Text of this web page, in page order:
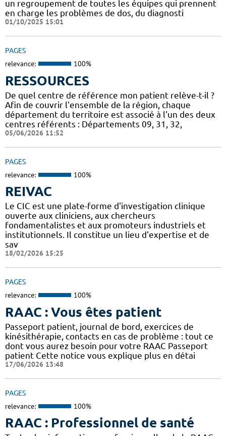
un regroupement de toutes les équipes qui prennent
en charge les problèmes de dos, du diagnosti
01/10/2025 15:01
PAGES
relevance: 100%
RESSOURCES
De quel centre de référence mon patient relève-t-il ?
Afin de couvrir l'ensemble de la région, chaque
département du territoire est associé à l'un des deux
centres référents : Départements 09, 31, 32,
05/06/2026 11:52
PAGES
relevance: 100%
REIVAC
Le CIC est une plate-forme d'investigation clinique
ouverte aux cliniciens, aux chercheurs
fondamentalistes et aux promoteurs industriels et
institutionnels. Il constitue un lieu d'expertise et de
sav
18/02/2026 15:25
PAGES
relevance: 100%
RAAC : Vous êtes patient
Passeport patient, journal de bord, exercices de
kinésithérapie, contacts en cas de problème : tout ce
dont vous aurez besoin pour votre RAAC Passeport
patient Cette notice vous explique plus en détai
17/06/2026 13:48
PAGES
relevance: 100%
RAAC : Professionnel de santé